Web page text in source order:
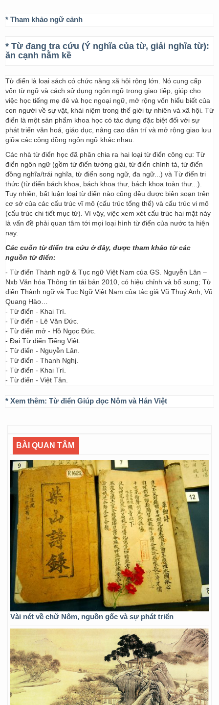
* Tham khảo ngữ cảnh
* Từ đang tra cứu (Ý nghĩa của từ, giải nghĩa từ):
ăn cạnh nằm kề
Từ điển là loại sách có chức năng xã hội rộng lớn. Nó cung cấp
vốn từ ngữ và cách sử dụng ngôn ngữ trong giao tiếp, giúp cho
việc học tiếng mẹ đẻ và học ngoại ngữ, mở rộng vốn hiểu biết của
con người về sự vật, khái niệm trong thế giới tự nhiên và xã hội. Từ
điển là một sản phẩm khoa học có tác dụng đặc biệt đối với sự
phát triển văn hoá, giáo dục, nâng cao dân trí và mở rộng giao lưu
giữa các cộng đồng ngôn ngữ khác nhau.
Các nhà từ điển học đã phân chia ra hai loại từ điển công cụ: Từ
điển ngôn ngữ (gồm từ điển tường giải, từ điển chính tả, từ điển
đồng nghĩa/trái nghĩa, từ điển song ngữ, đa ngữ...) và Từ điển tri
thức (từ điển bách khoa, bách khoa thư, bách khoa toàn thư...).
Tuy nhiên, bất luận loại từ điển nào cũng đều được biên soạn trên
cơ sở của các cấu trúc vĩ mô (cấu trúc tổng thể) và cấu trúc vi mô
(cấu trúc chi tiết mục từ). Vì vậy, việc xem xét cấu trúc hai mặt này
là vấn đề phải quan tâm tới mọi loại hình từ điển của nước ta hiện
nay.
Các cuốn từ điển tra cứu ở đây, được tham khảo từ các
nguồn từ điển:
- Từ điển Thành ngữ & Tục ngữ Việt Nam của GS. Nguyễn Lân –
Nxb Văn hóa Thông tin tái bản 2010, có hiệu chỉnh và bổ sung; Từ
điển Thành ngữ và Tục Ngữ Việt Nam của tác giả Vũ Thuý Anh, Vũ
Quang Hào…
- Từ điển - Khai Trí.
- Từ điển - Lê Văn Đức.
- Từ điển mở - Hồ Ngọc Đức.
- Đại Từ điển Tiếng Việt.
- Từ điển - Nguyễn Lân.
- Từ điển - Thanh Nghị.
- Từ điển - Khai Trí.
- Từ điển - Việt Tân.
* Xem thêm: Từ điển Giúp đọc Nôm và Hán Việt
BÀI QUAN TÂM
Vài nét về chữ Nôm, nguồn gốc và sự phát triển